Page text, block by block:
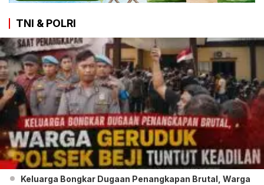
TNI & POLRI
Keluarga Bongkar Dugaan Penangkapan Brutal, Warga